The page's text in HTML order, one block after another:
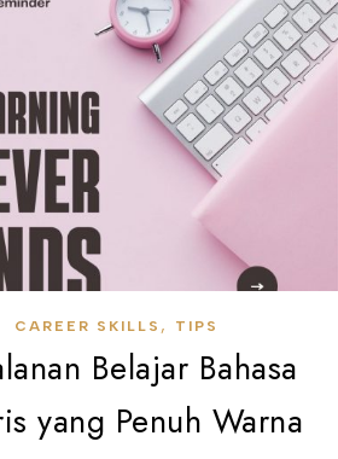
CAREER SKILLS , TIPS
Belajar Bahasa
yang Penuh Warna